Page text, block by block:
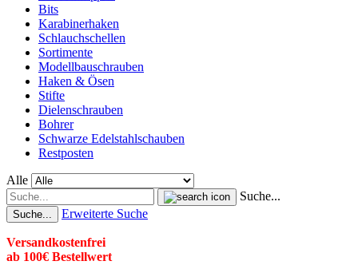
Bits
Karabinerhaken
Schlauchschellen
Sortimente
Modellbauschrauben
Haken & Ösen
Stifte
Dielenschrauben
Bohrer
Schwarze Edelstahlschauben
Restposten
Alle
Suche...
Suche... Erweiterte Suche
Versandkostenfrei
ab 100€ Bestellwert